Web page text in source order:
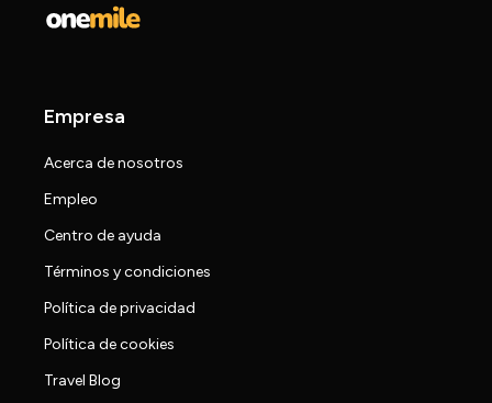
Empresa
Acerca de nosotros
Empleo
Centro de ayuda
Términos y condiciones
Política de privacidad
Política de cookies
Travel Blog